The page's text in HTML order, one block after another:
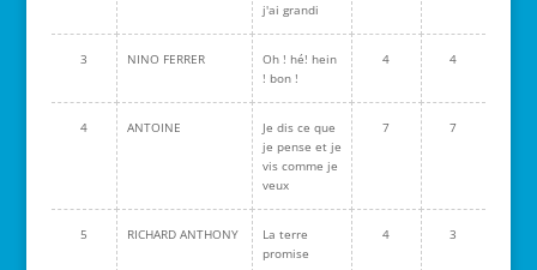
j'ai grandi
3 NINO FERRER
Oh ! hé! hein
! bon !
4 4
4 ANTOINE
Je dis ce que
je pense et je
vis comme je
veux
7 7
5 RICHARD ANTHONY
La terre
promise
4 3